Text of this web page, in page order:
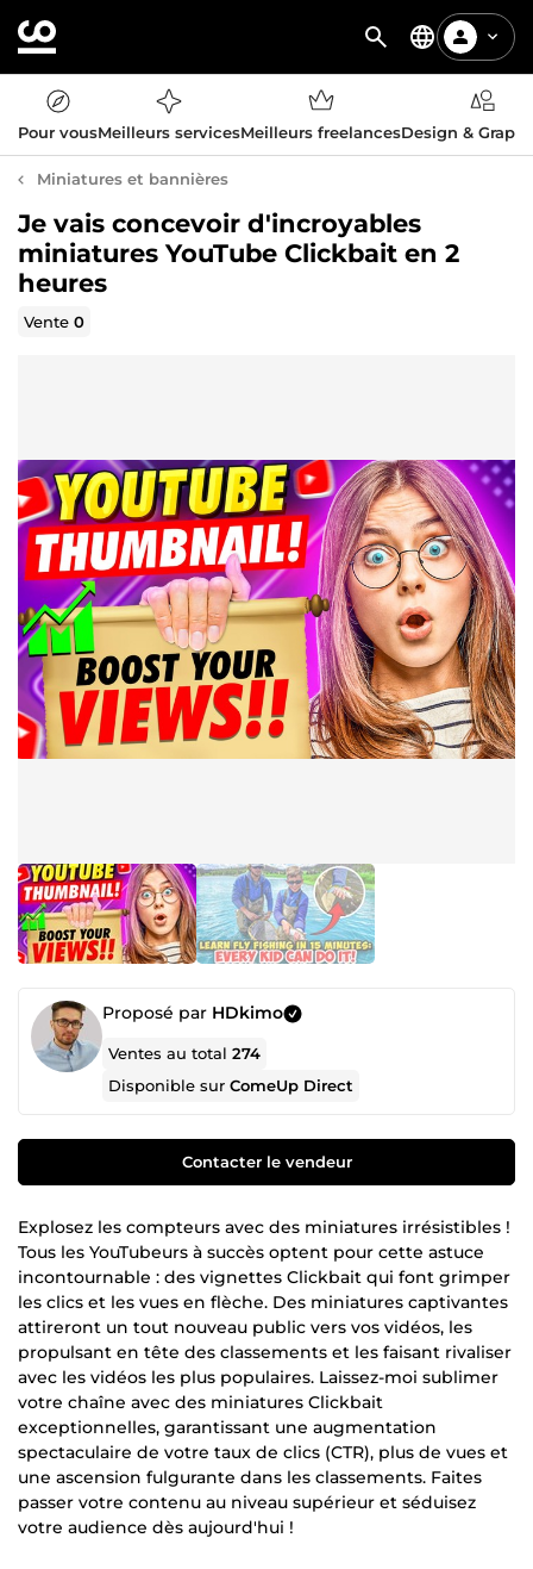
Pour vousMeilleurs servicesMeilleurs freelancesDesign &
Miniatures et bannières
Je vais concevoir d'incroyables
miniatures YouTube Clickbait en 2
heures
Vente0
Proposé par HDkimo
Ventes au total274
Disponible surComeUp Direct
Contacter le vendeur
Explosez les compteurs avec des miniatures irrésistibles !
Tous les YouTubeurs à succès optent pour cette astuce
incontournable : des vignettes Clickbait qui font grimper
les clics et les vues en flèche. Des miniatures captivantes
attireront un tout nouveau public vers vos vidéos, les
propulsant en tête des classements et les faisant rivaliser
avec les vidéos les plus populaires. Laissez-moi sublimer
votre chaîne avec des miniatures Clickbait
exceptionnelles, garantissant une augmentation
spectaculaire de votre taux de clics (CTR), plus de vues et
une ascension fulgurante dans les classements. Faites
passer votre contenu au niveau supérieur et séduisez
votre audience dès aujourd'hui !